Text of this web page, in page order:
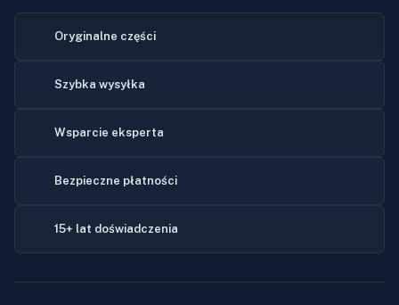
Oryginalne części
Szybka wysyłka
Wsparcie eksperta
Bezpieczne płatności
15+ lat doświadczenia